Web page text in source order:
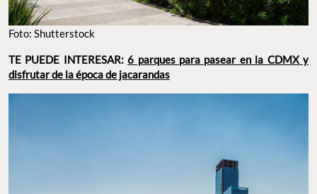
Foto: Shutterstock
TE PUEDE INTERESAR:6 parques para pasear en la CDMX y
disfrutar de la época de jacarandas